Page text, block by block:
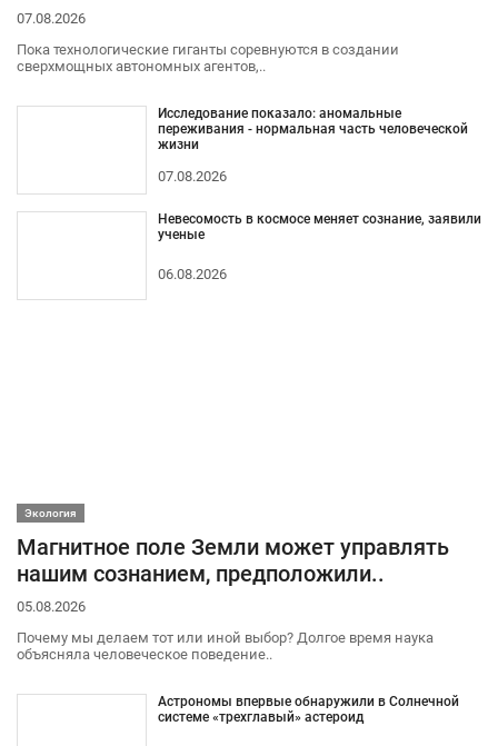
07.08.2026
Пока технологические гиганты соревнуются в создании
сверхмощных автономных агентов,..
Исследование показало: аномальные
переживания - нормальная часть человеческой
жизни
07.08.2026
Невесомость в космосе меняет сознание, заявили
ученые
06.08.2026
Экология
Магнитное поле Земли может управлять
нашим сознанием, предположили..
05.08.2026
Почему мы делаем тот или иной выбор? Долгое время наука
объясняла человеческое поведение..
Астрономы впервые обнаружили в Солнечной
системе «трехглавый» астероид